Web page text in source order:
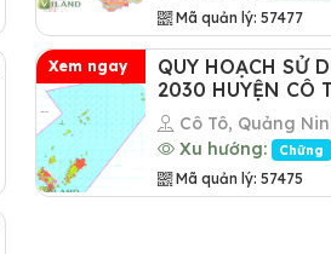
Mã quản lý: 57477
Xem ngay
QUY HOẠCH SỬ
2030 HUYỆN CÔ
Cô Tô, Quảng
Xu hướng:
Chững
Mã quản lý: 57475